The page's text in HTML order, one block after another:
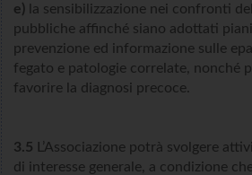
e) la sensibilizzazione nei confronti
pubbliche affinché siano adottati
prevenzione ed informazione sulle
fegato e patologie correlate, nonché
favorire la diagnosi precoce.
3.5
L’Associazione potrà svolgere
di interesse generale, a condizione